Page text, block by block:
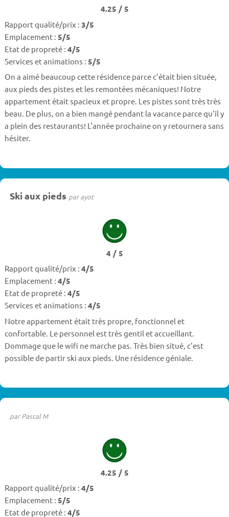
4.25 / 5
Rapport qualité/prix : 3/5
Emplacement : 5/5
Etat de propreté : 4/5
Services et animations : 5/5
On a aimé beaucoup cette résidence parce c'était bien située,
aux pieds des pistes et les remontées mécaniques! Notre
appartement était spacieux et propre. Les pistes sont très très
beau. De plus, on a bien mangé pendant la vacance parce qu'il y
a plein des restaurants! L'année prochaine on y retournera sans
hésiter.
Ski aux pieds par ayot
4 / 5
Rapport qualité/prix : 4/5
Emplacement : 4/5
Etat de propreté : 4/5
Services et animations : 4/5
Notre appartement était très propre, fonctionnel et
confortable. Le personnel est très gentil et accueillant.
Dommage que le wifi ne marche pas. Très bien situé, c'est
possible de partir ski aux pieds. Une résidence géniale.
par Pascal M
4.25 / 5
Rapport qualité/prix : 4/5
Emplacement : 5/5
Etat de propreté : 4/5